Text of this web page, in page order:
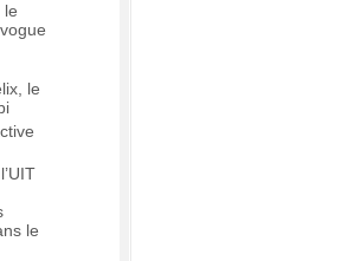
le
le
le